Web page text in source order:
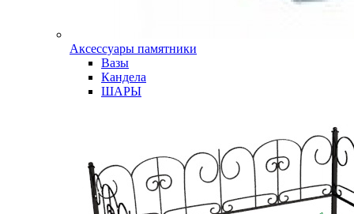
Аксессуары памятники
Вазы
Кандела
ШАРЫ